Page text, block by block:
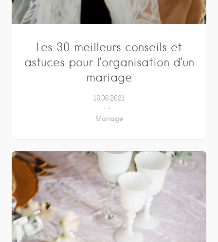
Les 30 meilleurs conseils et
astuces pour l’organisation d’un
mariage
16.06.2021
Mariage